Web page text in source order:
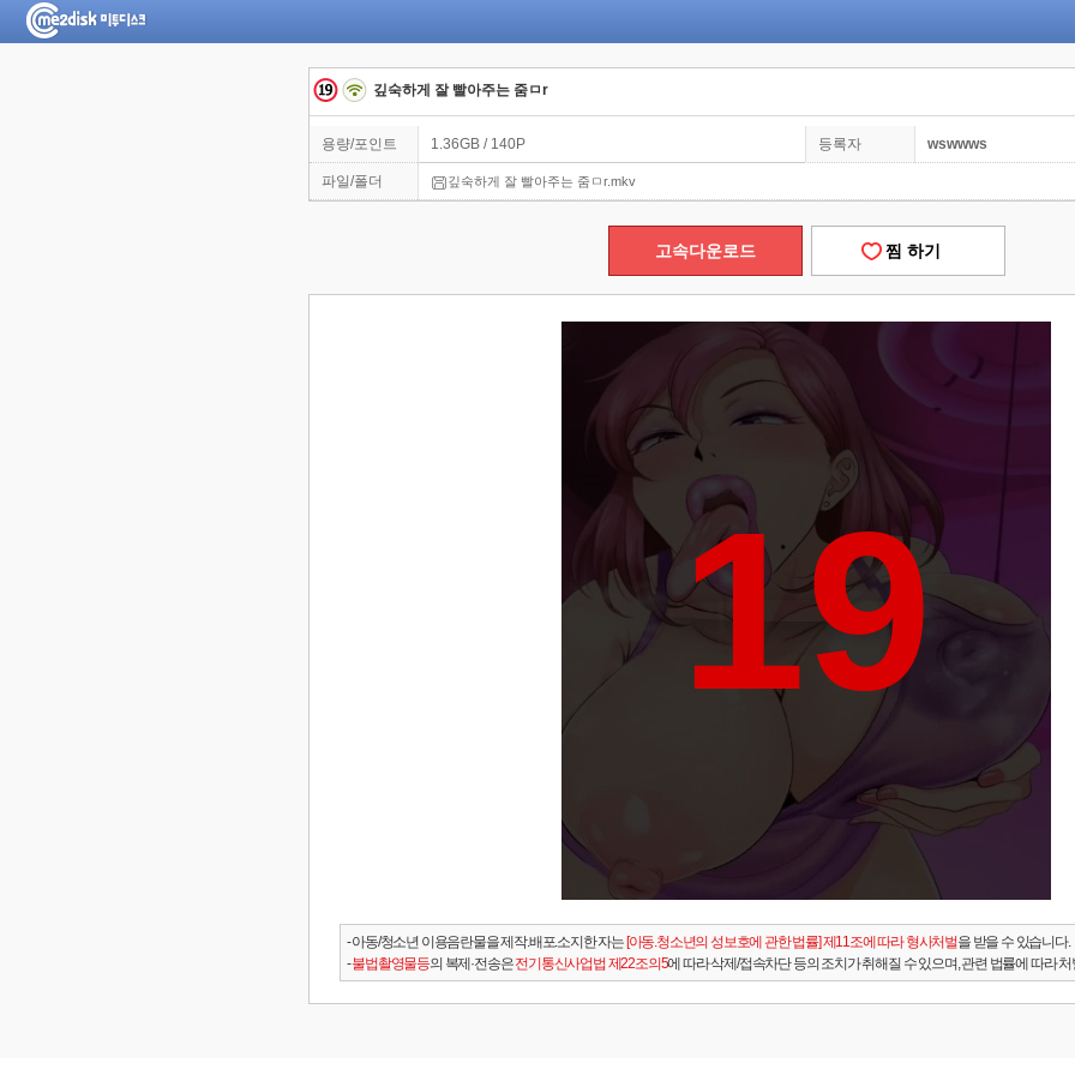
깊숙하게 잘 빨아주는 줌ㅁr
용량/포인트 1.36GB / 140P 등록자 wswwws
파일/폴더 깊숙하게 잘 빨아주는 줌ㅁr.mkv
고속다운로드 찜 하기
19
- 아동/청소년 이용음란물을 제작.배포.소지한 자는[아동.청소년의 성보호에 관한 법률] 제11조에 따라 형사처벌을 받을 수 있습니다.
-불법촬영물등의 복제·전송은전기통신사업법 제22조의5에 따라 삭제/접속차단 등의 조치가 취해질 수 있으며, 관련 법률에 따라